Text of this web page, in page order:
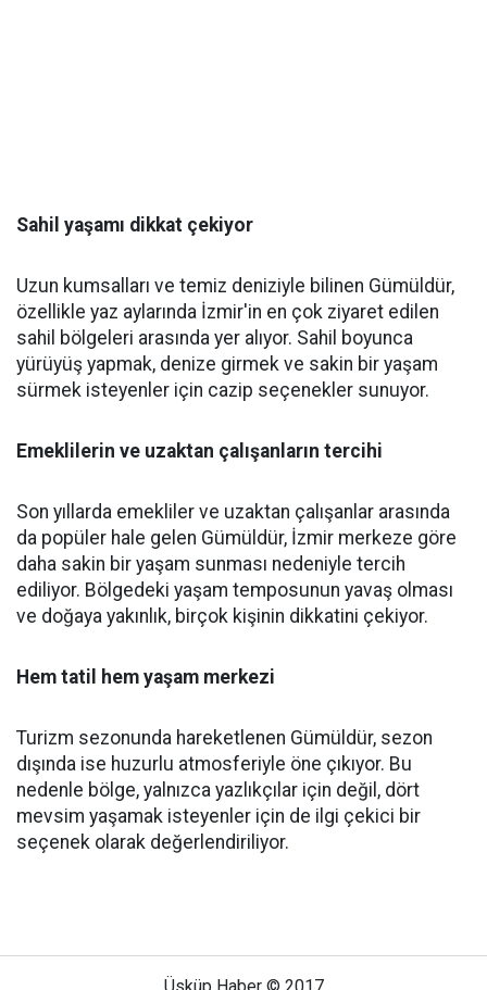
Sahil yaşamı dikkat çekiyor
Uzun kumsalları ve temiz deniziyle bilinen Gümüldür,
özellikle yaz aylarında İzmir'in en çok ziyaret edilen
sahil bölgeleri arasında yer alıyor. Sahil boyunca
yürüyüş yapmak, denize girmek ve sakin bir yaşam
sürmek isteyenler için cazip seçenekler sunuyor.
Emeklilerin ve uzaktan çalışanların tercihi
Son yıllarda emekliler ve uzaktan çalışanlar arasında
da popüler hale gelen Gümüldür, İzmir merkeze göre
daha sakin bir yaşam sunması nedeniyle tercih
ediliyor. Bölgedeki yaşam temposunun yavaş olması
ve doğaya yakınlık, birçok kişinin dikkatini çekiyor.
Hem tatil hem yaşam merkezi
Turizm sezonunda hareketlenen Gümüldür, sezon
dışında ise huzurlu atmosferiyle öne çıkıyor. Bu
nedenle bölge, yalnızca yazlıkçılar için değil, dört
mevsim yaşamak isteyenler için de ilgi çekici bir
seçenek olarak değerlendiriliyor.